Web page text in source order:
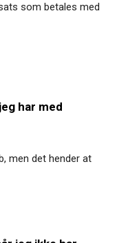
som betales med
har med
men det hender at